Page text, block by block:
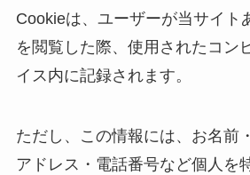
Cookieは、ユーザーが当サイト
を閲覧した際、使用されたコン
イス内に記録されます。
ただし、この情報には、お名前
アドレス・電話番号など個人を